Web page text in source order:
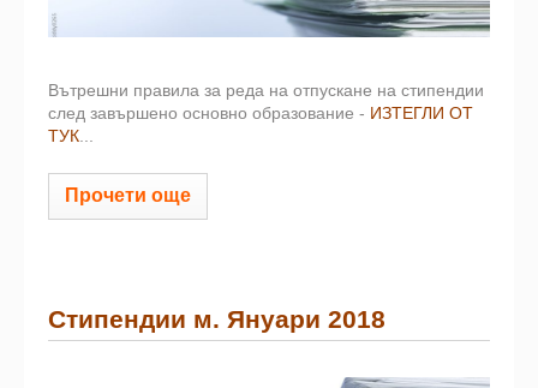
Вътрешни правила за реда на отпускане на стипендии
след завършено основно образование - ИЗТЕГЛИ ОТ
ТУК...
Прочети още
Стипендии м. Януари 2018